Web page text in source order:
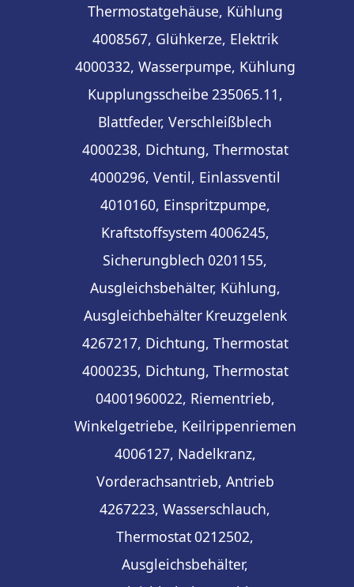
Thermostatgehäuse, Kühlung
4008567, Glühkerze, Elektrik
4000332, Wasserpumpe, Kühlung
Kupplungsscheibe 235065.11,
Blattfeder, Verschleißblech
4000238, Dichtung, Thermostat
4000296, Ventil, Einlassventil
4010160, Einspritzpumpe,
Kraftstoffsystem 4006245,
Sicherungblech 0201155,
Ausgleichsbehälter, Kühlung,
Ausgleichbehälter Kreuzgelenk
4267217, Dichtung, Thermostat
4000235, Dichtung, Thermostat
04001960022, Riementrieb,
Winkelgetriebe, Keilrippenriemen
4006127, Nadelkranz,
Vorderachsantrieb, Antrieb
4267223, Wasserschlauch,
Thermostat0212502,
Ausgleichsbehälter,